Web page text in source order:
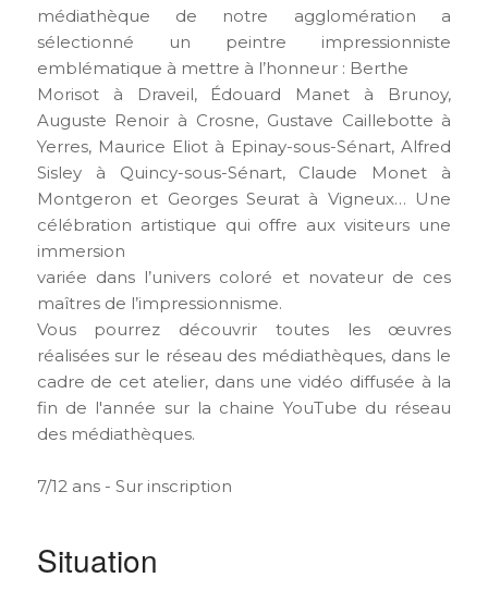
médiathèque de notre agglomération a
sélectionné un peintre impressionniste
emblématique à mettre à l’honneur : Berthe
Morisot à Draveil, Édouard Manet à Brunoy,
Auguste Renoir à Crosne, Gustave Caillebotte à
Yerres, Maurice Eliot à Epinay-sous-Sénart, Alfred
Sisley à Quincy-sous-Sénart, Claude Monet à
Montgeron et Georges Seurat à Vigneux… Une
célébration artistique qui offre aux visiteurs une
immersion
variée dans l’univers coloré et novateur de ces
maîtres de l’impressionnisme.
Vous pourrez découvrir toutes les œuvres
réalisées sur le réseau des médiathèques, dans le
cadre de cet atelier, dans une vidéo diffusée à la
fin de l'année sur la chaine YouTube du réseau
des médiathèques.
7/12 ans - Sur inscription
Situation